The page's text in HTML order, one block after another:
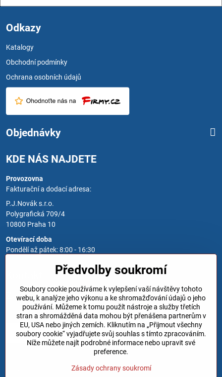
Odkazy
Katalogy
Obchodní podmínky
Ochrana osobních údajů
Objednávky
KDE NÁS NAJDETE
Provozovna
Fakturační a dodací adresa:
P.J.Novák s.r.o.
Polygrafická 709/4
10800 Praha 10
Otevírací doba
Pondělí až pátek: 8:00 - 16:30
Zavoláme Vám zpět
Váš telefon*
Předvolby soukromí
Soubory cookie používáme k vylepšení vaší návštěvy tohoto
webu, k analýze jeho výkonu a ke shromažďování údajů o jeho
používání. Můžeme k tomu použít nástroje a služby třetích
stran a shromážděná data mohou být přenášena partnerům v
EU, USA nebo jiných zemích. Kliknutím na „Přijmout všechny
soubory cookie“ vyjadřujete svůj souhlas s tímto zpracováním.
Níže můžete najít podrobné informace nebo upravit své
preference.
Zásady ochrany soukromí